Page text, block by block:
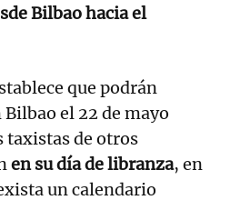
Bilbao hacia el
que podrán
el 22 de mayo
taxistas de otros
en su día de libranza, en
un calendario